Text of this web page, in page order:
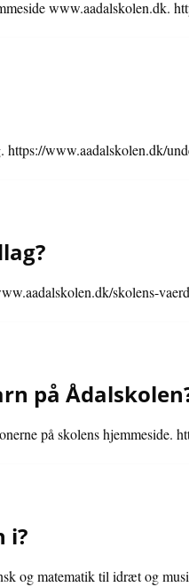
www.aadalskolen.dk.
www.aadalskolen.dk/
skolens-
på
på skolens hjemmeside.
i?
og matematik til idræt og